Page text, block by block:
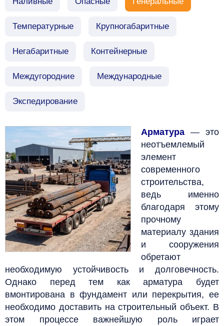
Температурные Крупногабаритные
Негабаритные Контейнерные
Междугородние Международные
Экспедирование
Арматура — это
неотъемлемый
элемент
современного
строительства,
ведь именно
благодаря этому
прочному
материалу здания
и сооружения
обретают
необходимую устойчивость и долговечность.
Однако перед тем как арматура будет
вмонтирована в фундамент или перекрытия, ее
необходимо доставить на строительный объект. В
этом процессе важнейшую роль играет